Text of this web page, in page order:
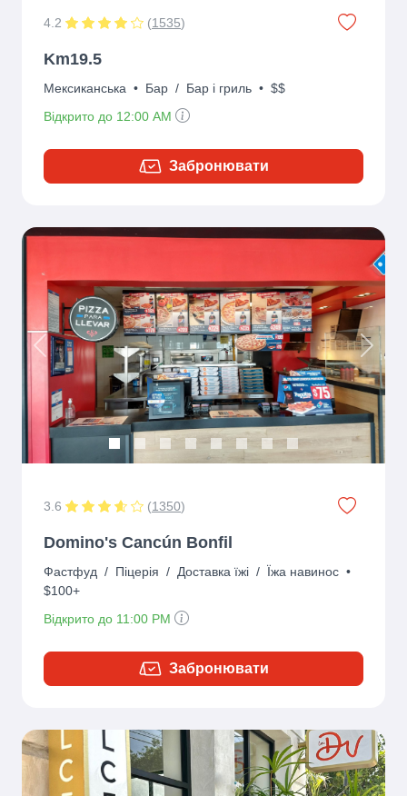
4.2 (1535)
Km19.5
Мексиканська • Бар / Бар і гриль • $$
Відкрито до 12:00 AM
Забронювати
Previous Next
3.6 (1350)
Domino's Cancún Bonfil
Фастфуд / Піцерія / Доставка їжі / Їжа навинос •
$100+
Відкрито до 11:00 PM
Забронювати